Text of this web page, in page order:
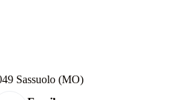
Sassuolo (MO)